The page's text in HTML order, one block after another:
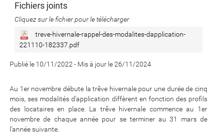
Fichiers joints
Cliquez sur le fichier pour le télécharger
treve-hivernale-rappel-des-modalites-dapplication-
221110-182337.pdf
Publié le 10/11/2022- Mis à jour le 26/11/2024
Au 1er novembre débute la trêve hivernale pour une durée de cinq
mois, ses modalités d’application diffèrent en fonction des profils
des locataires en place. La trêve hivernale commence au 1er
novembre de chaque année pour se terminer au 31 mars de
l’année suivante.